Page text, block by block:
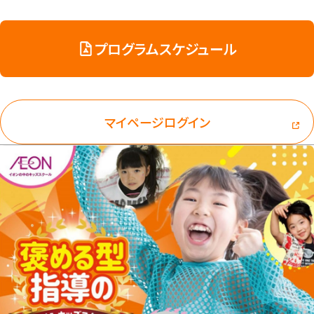
プログラムスケジュール
マイページログイン